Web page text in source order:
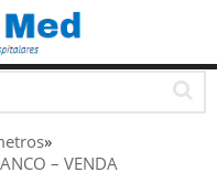
»
– VENDA